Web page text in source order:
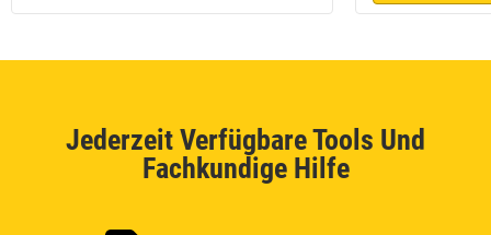
Jederzeit Verfügbare Tools Und
Fachkundige Hilfe